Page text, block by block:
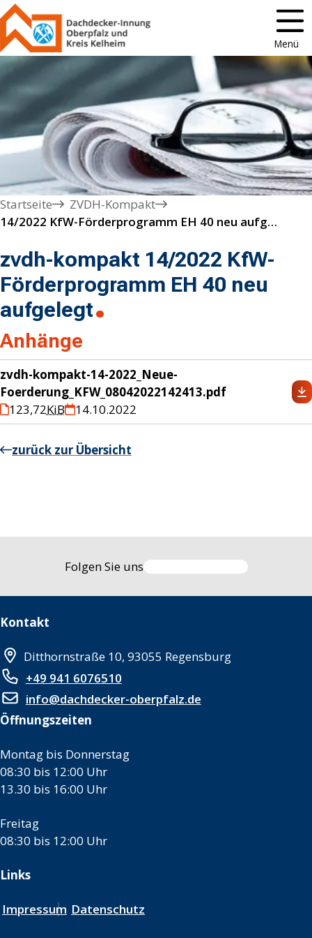
Menü
Startseite
ZVDH-Kompakt
14/2022 KfW-Förderprogramm EH 40 neu aufgelegt
zvdh-kompakt 14/2022 KfW-
Förderprogramm EH 40 neu
aufgelegt
Anhänge
zvdh-kompakt-14-2022_Neue-
Foerderung_KFW_08042022142413.pdf
123,72KiB 14.10.2022
zurück zur Übersicht
Folgen Sie uns
Kontakt
Ditthornstraße 10, 93055 Regensburg
+49 941 6076510
info@dachdecker-oberpfalz.de
Öffnungszeiten
Montag bis Donnerstag
08:30 bis 12:00 Uhr
13.30 bis 16:00 Uhr
Freitag
08:30 bis 12:00 Uhr
Links
Impressum Datenschutz